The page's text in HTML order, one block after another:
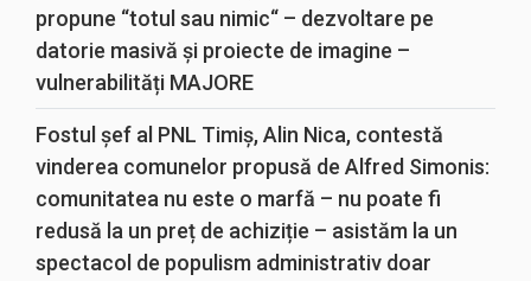
propune “totul sau nimic“ – dezvoltare pe
datorie masivă și proiecte de imagine –
vulnerabilități MAJORE
Fostul șef al PNL Timiș, Alin Nica, contestă
vinderea comunelor propusă de Alfred Simonis:
comunitatea nu este o marfă – nu poate fi
redusă la un preț de achiziție – asistăm la un
spectacol de populism administrativ doar